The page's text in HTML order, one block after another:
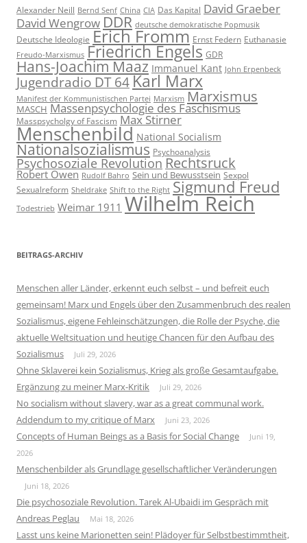
Alexander Neill Bernd Senf China CIA Das Kapital David Graeber
David Wengrow DDR deutsche demokratische Popmusik
Deutsche Ideologie Erich Fromm Ernst Federn Euthanasie
Freudo-Marxismus Friedrich Engels GDR
Hans-Joachim Maaz Immanuel Kant John Erpenbeck
Jugendradio DT 64Karl Marx
Manifest der Kommunistischen Partei Marxism Marxismus
MASCH Massenpsychologie des Faschismus
Masspsycholgy of Fascism Max Stirner
Menschenbild National Socialism
Nationalsozialismus Psychoanalysis
Psychosoziale Revolution Rechtsruck
Robert Owen Rudolf Bahro Sein und Bewusstsein Sexpol
Sexualreform Sheldrake Shift to the Right Sigmund Freud
Todestrieb Weimar 1911 Wilhelm Reich
BEITRAGS-ARCHIV
Menschen aller Länder, erkennt euch selbst – und befreit euch
gemeinsam! Marx und Engels über den Zusammenbruch des realen
Sozialismus, eigene Fehleinschätzungen, die Rolle der Psyche, die
aktuelle Weltsituation und heutige Chancen für den Aufbau des
Sozialismus
Juli 29, 2026
Ohne Sklaverei kein Sozialismus, Krieg als große Gesamtaufgabe.
Ergänzung zu meiner Marx-Kritik
Juli 29, 2026
No socialism without slavery, war as a great communal work.
Addendum to my critique of Marx
Juni 23, 2026
Concepts of Human Beings as a Basis for Social Change
Juni 19,
2026
Menschenbilder als Grundlage gesellschaftlicher Veränderungen
Juni 18, 2026
Die psychosoziale Revolution. Tarek Al-Ubaidi im Gespräch mit
Andreas Peglau
Mai 18, 2026
Lasst uns keine Marionetten sein! Plädoyer für Selbstbestimmtheit,